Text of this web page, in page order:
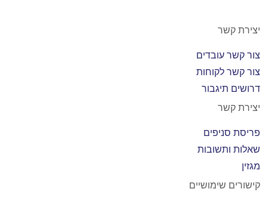
יצירת קשר
צור קשר עובדים
צור קשר לקוחות
דרושים תיגבור
יצירת קשר
פריסת סניפים
שאלות ותשובות
מגזין
קישורים שימושיים